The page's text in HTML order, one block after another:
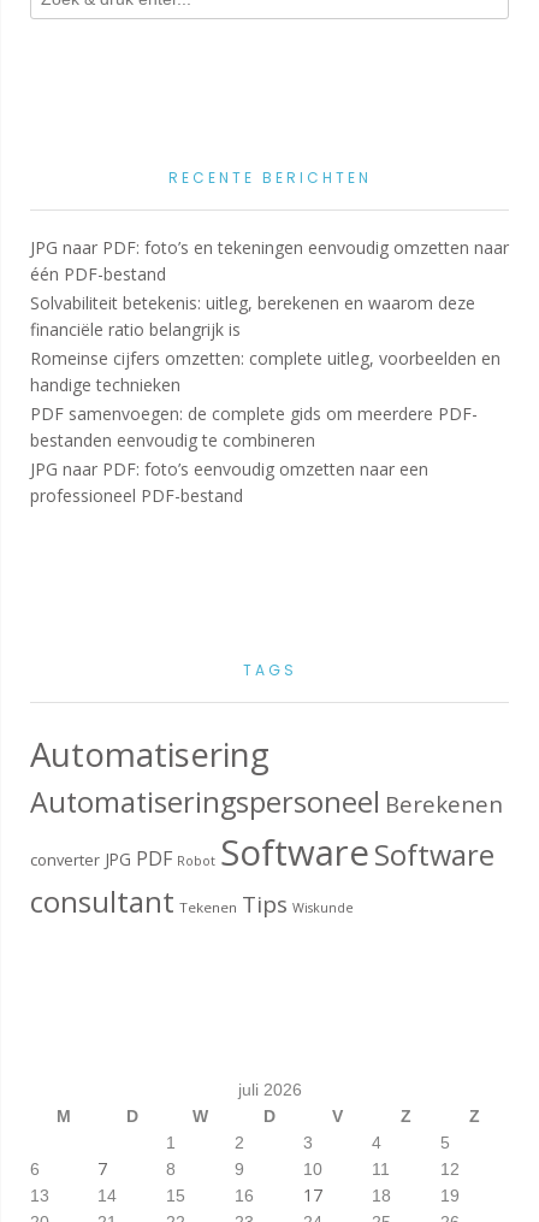
RECENTE BERICHTEN
JPG naar PDF: foto’s en tekeningen eenvoudig omzetten naar
één PDF-bestand
Solvabiliteit betekenis: uitleg, berekenen en waarom deze
financiële ratio belangrijk is
Romeinse cijfers omzetten: complete uitleg, voorbeelden en
handige technieken
PDF samenvoegen: de complete gids om meerdere PDF-
bestanden eenvoudig te combineren
JPG naar PDF: foto’s eenvoudig omzetten naar een
professioneel PDF-bestand
TAGS
Automatisering
Automatiseringspersoneel Berekenen
converter JPG PDF Robot SoftwareSoftware
consultant Tekenen Tips Wiskunde
juli 2026
M
D W D V Z
Z
1
2 3 4
5
6
7 8 9 10 11
12
13
14 15 16 17 18
19